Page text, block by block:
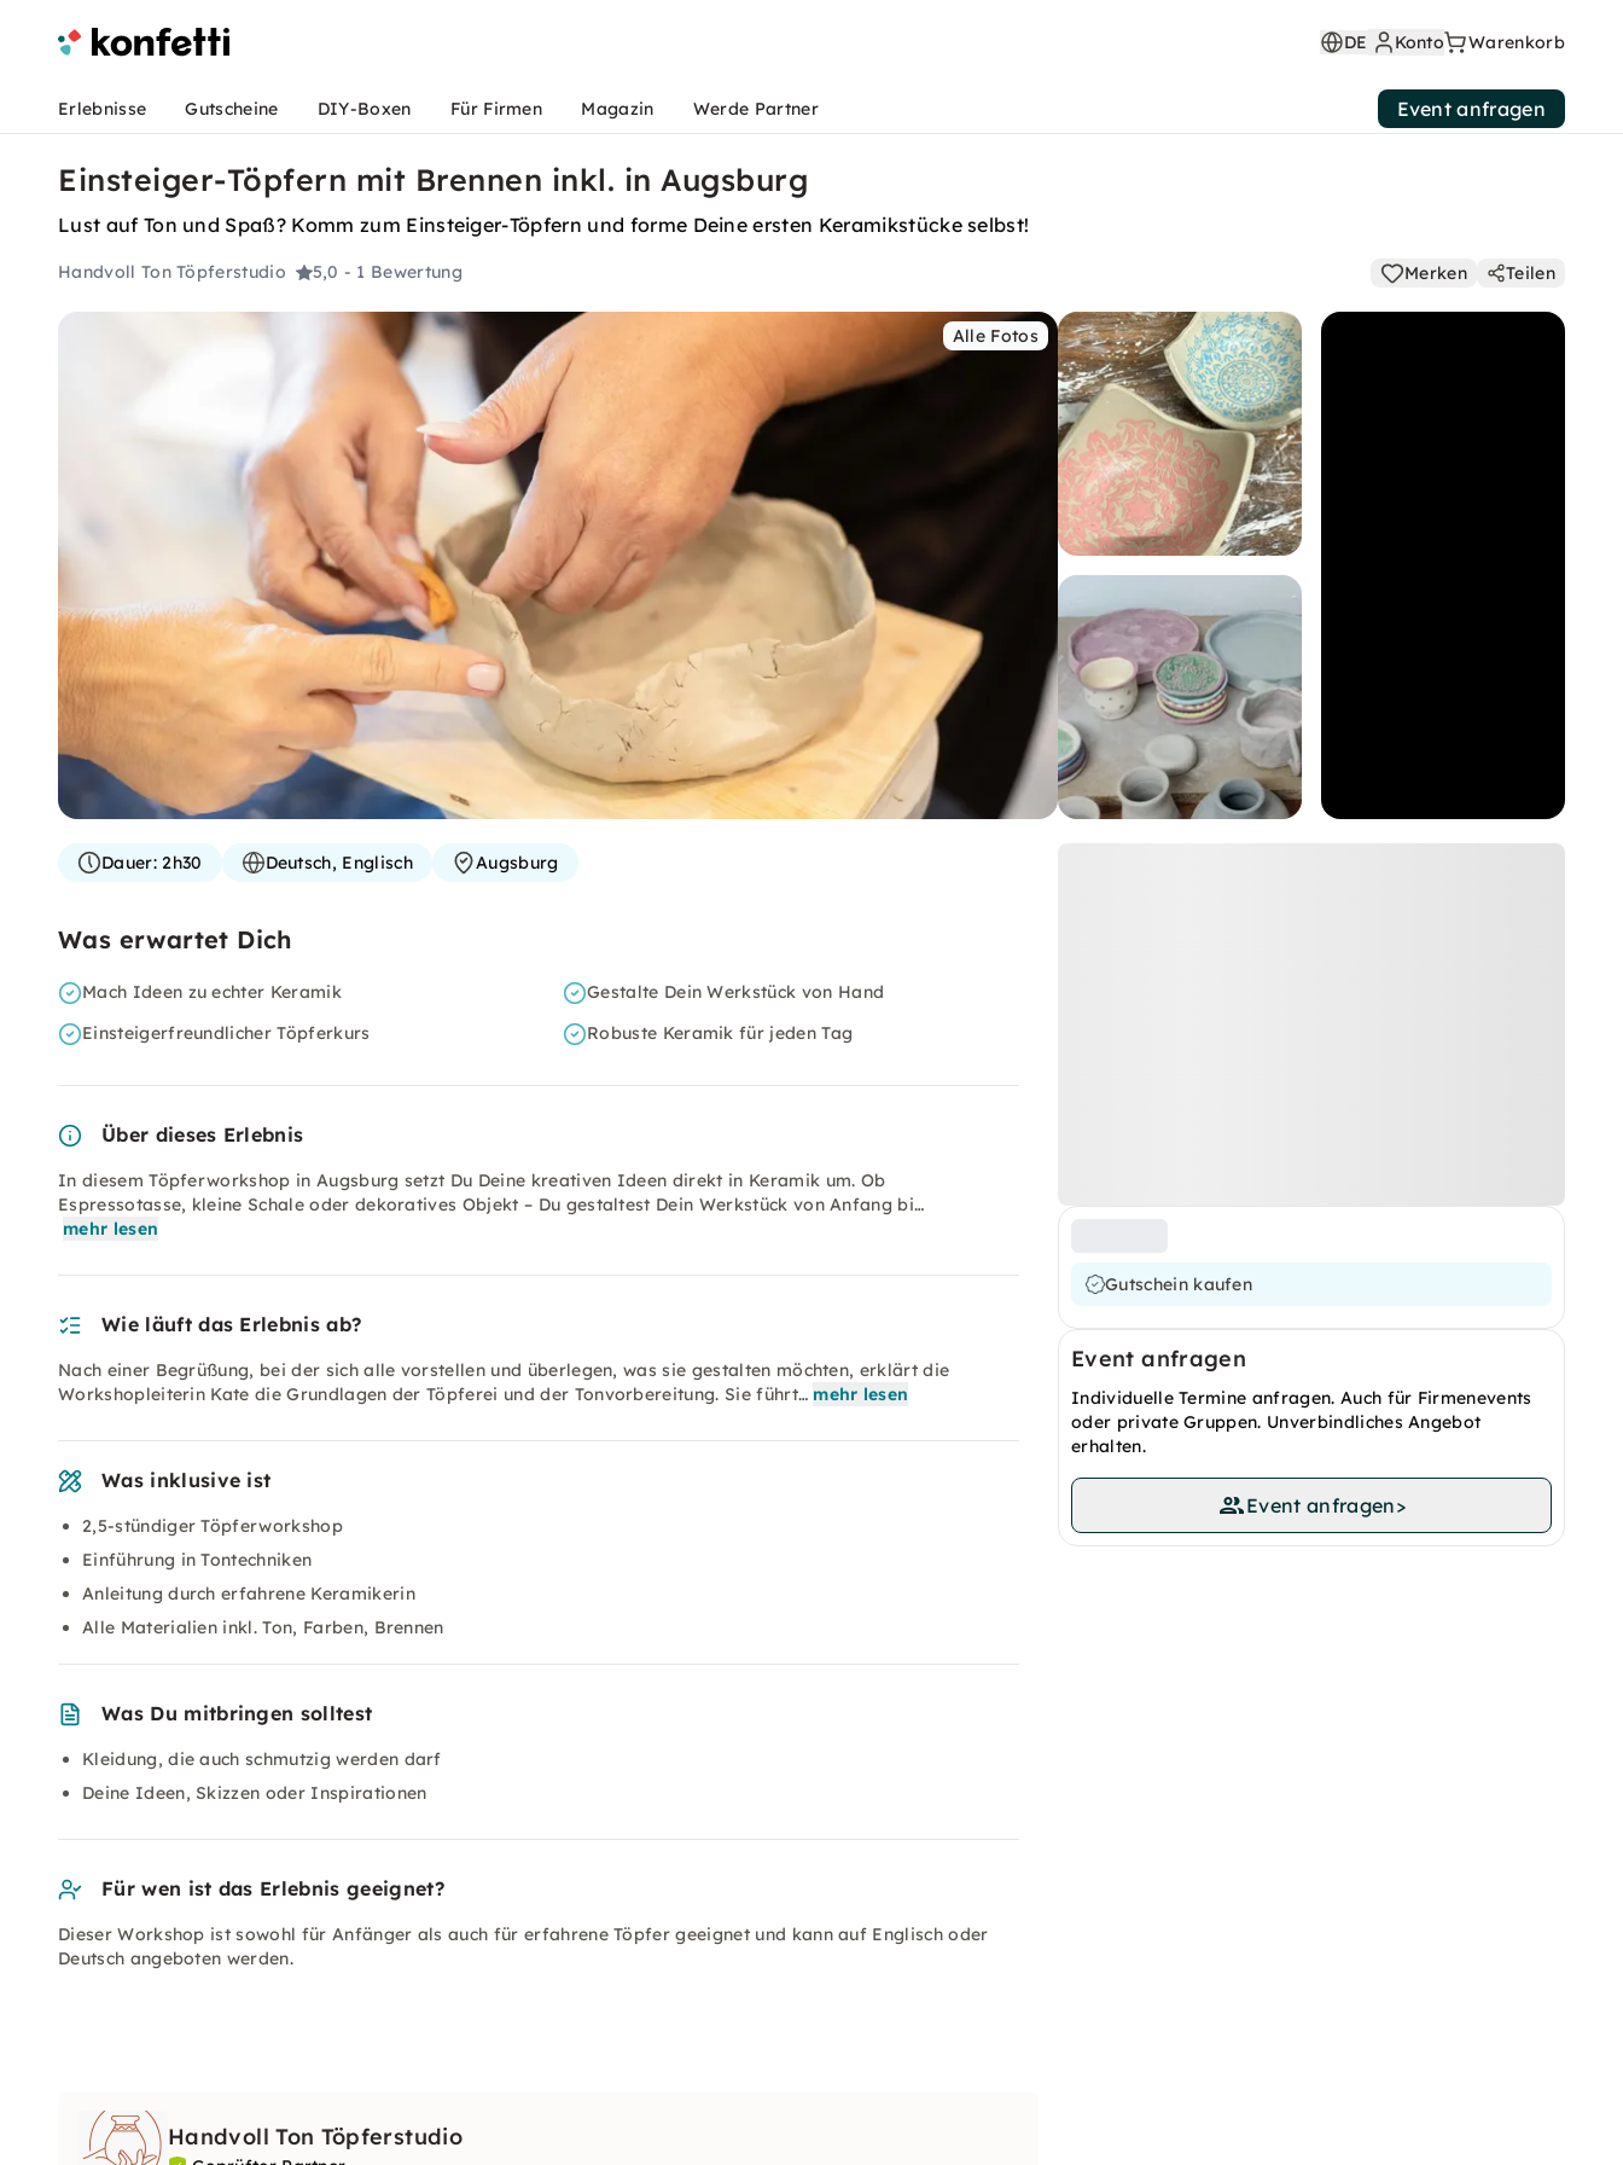
DE Konto Warenkorb
Erlebnisse Gutscheine DIY-Boxen Für Firmen Magazin Werde Partner Event anfragen
Einsteiger-Töpfern mit Brennen inkl. in Augsburg
Lust auf Ton und Spaß? Komm zum Einsteiger-Töpfern und forme Deine ersten Keramikstücke selbst!
Handvoll Ton Töpferstudio 5,0 - 1 Bewertung Merken Teilen
Alle Fotos
Gutschein kaufen
Event anfragen
Individuelle Termine anfragen. Auch für Firmenevents
oder private Gruppen. Unverbindliches Angebot
erhalten.
Event anfragen>
Dauer:2h30 Deutsch, Englisch Augsburg
Was erwartet Dich
Mach Ideen zu echter Keramik
Gestalte Dein Werkstück von Hand
Einsteigerfreundlicher Töpferkurs
Robuste Keramik für jeden Tag
Über dieses Erlebnis
In diesem Töpferworkshop in Augsburg setzt Du Deine kreativen Ideen direkt in Keramik um. Ob
Espressotasse, kleine Schale oder dekoratives Objekt – Du gestaltest Dein Werkstück von Anfang bi…
mehr lesen
Wie läuft das Erlebnis ab?
Nach einer Begrüßung, bei der sich alle vorstellen und überlegen, was sie gestalten möchten, erklärt die
Workshopleiterin Kate die Grundlagen der Töpferei und der Tonvorbereitung. Sie führt… mehr lesen
Was inklusive ist
2,5-stündiger Töpferworkshop
Einführung in Tontechniken
Anleitung durch erfahrene Keramikerin
Alle Materialien inkl. Ton, Farben, Brennen
Was Du mitbringen solltest
Kleidung, die auch schmutzig werden darf
Deine Ideen, Skizzen oder Inspirationen
Für wen ist das Erlebnis geeignet?
Dieser Workshop ist sowohl für Anfänger als auch für erfahrene Töpfer geeignet und kann auf Englisch oder
Deutsch angeboten werden.
Handvoll Ton Töpferstudio